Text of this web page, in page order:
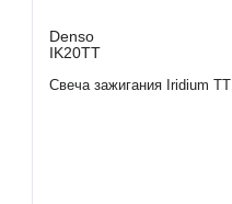
Denso
IK20TT
Свеча зажигания Iridium TT